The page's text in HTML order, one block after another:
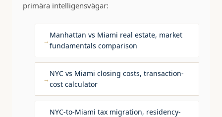
primära intelligensvägar:
Manhattan vs Miami real estate, market
fundamentals comparison
NYC vs Miami closing costs, transaction-
cost calculator
NYC-to-Miami tax migration, residency-